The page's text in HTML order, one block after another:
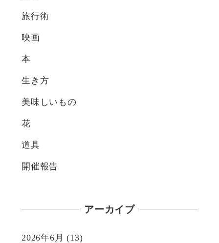
旅行術
映画
本
生き方
美味しいもの
花
道具
開催報告
アーカイブ
2026年6月 (13)